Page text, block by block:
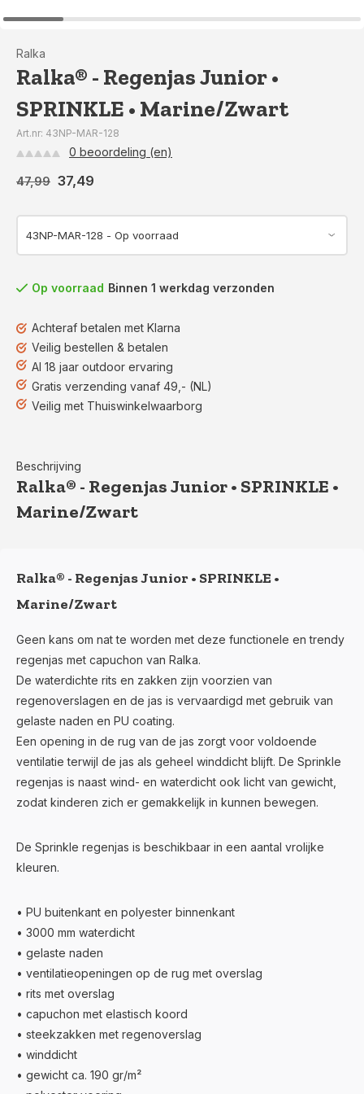
Ralka
Ralka® - Regenjas Junior •
SPRINKLE • Marine/Zwart
Art.nr: 43NP-MAR-128
0 beoordeling (en)
47,99 37,49
Op voorraad Binnen 1 werkdag verzonden
Achteraf betalen met Klarna
Veilig bestellen & betalen
Al 18 jaar outdoor ervaring
Gratis verzending vanaf 49,- (NL)
Veilig met Thuiswinkelwaarborg
Beschrijving
Ralka® - Regenjas Junior • SPRINKLE •
Marine/Zwart
Ralka® - Regenjas Junior • SPRINKLE •
Marine/Zwart
Geen kans om nat te worden met deze functionele en trendy
regenjas met capuchon van Ralka.
De waterdichte rits en zakken zijn voorzien van
regenoverslagen en de jas is vervaardigd met gebruik van
gelaste naden en PU coating.
Een opening in de rug van de jas zorgt voor voldoende
ventilatie terwijl de jas als geheel winddicht blijft. De Sprinkle
regenjas is naast wind- en waterdicht ook licht van gewicht,
zodat kinderen zich er gemakkelijk in kunnen bewegen.
De Sprinkle regenjas is beschikbaar in een aantal vrolijke
kleuren.
• PU buitenkant en polyester binnenkant
• 3000 mm waterdicht
• gelaste naden
• ventilatieopeningen op de rug met overslag
• rits met overslag
• capuchon met elastisch koord
• steekzakken met regenoverslag
• winddicht
• gewicht ca. 190 gr/m²